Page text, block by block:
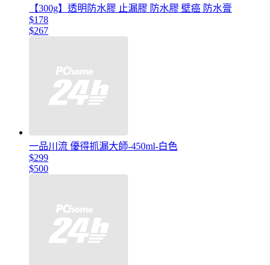
【300g】透明防水膠 止漏膠 防水膠 壁癌 防水膏
$178
$267
一品川流 優得抓漏大師-450ml-白色
$299
$500